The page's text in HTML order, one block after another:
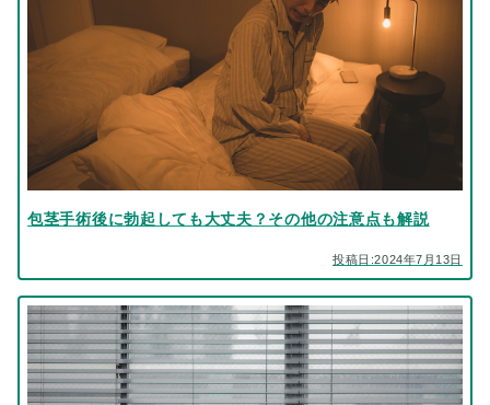
包茎手術後に勃起しても大丈夫？その他の注意点も解説
投稿日:2024年7月13日